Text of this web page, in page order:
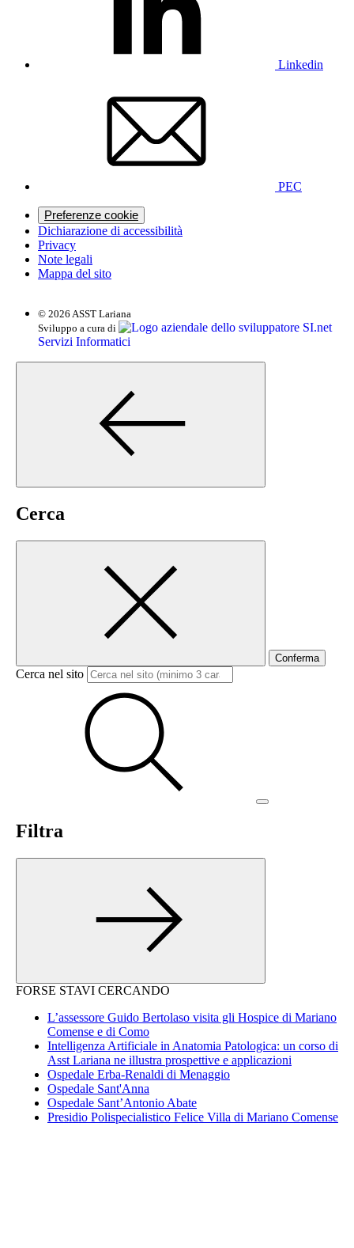
Linkedin
PEC
Preferenze cookie
Dichiarazione di accessibilità
Privacy
Note legali
Mappa del sito
© 2026 ASST Lariana
Sviluppo a cura di
SI.net
Servizi Informatici
Cerca
Conferma
Cerca nel sito
Filtra
FORSE STAVI CERCANDO
L’assessore Guido Bertolaso visita gli Hospice di Mariano
Comense e di Como
Intelligenza Artificiale in Anatomia Patologica: un corso di
Asst Lariana ne illustra prospettive e applicazioni
Ospedale Erba-Renaldi di Menaggio
Ospedale Sant'Anna
Ospedale Sant’Antonio Abate
Presidio Polispecialistico Felice Villa di Mariano Comense